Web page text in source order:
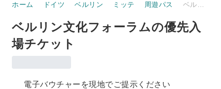
ホーム ドイツ ベルリン ミッテ 周遊パス
ベルリン文化フォーラムの優先入
場チケット
電子バウチャーを現地でご提示ください